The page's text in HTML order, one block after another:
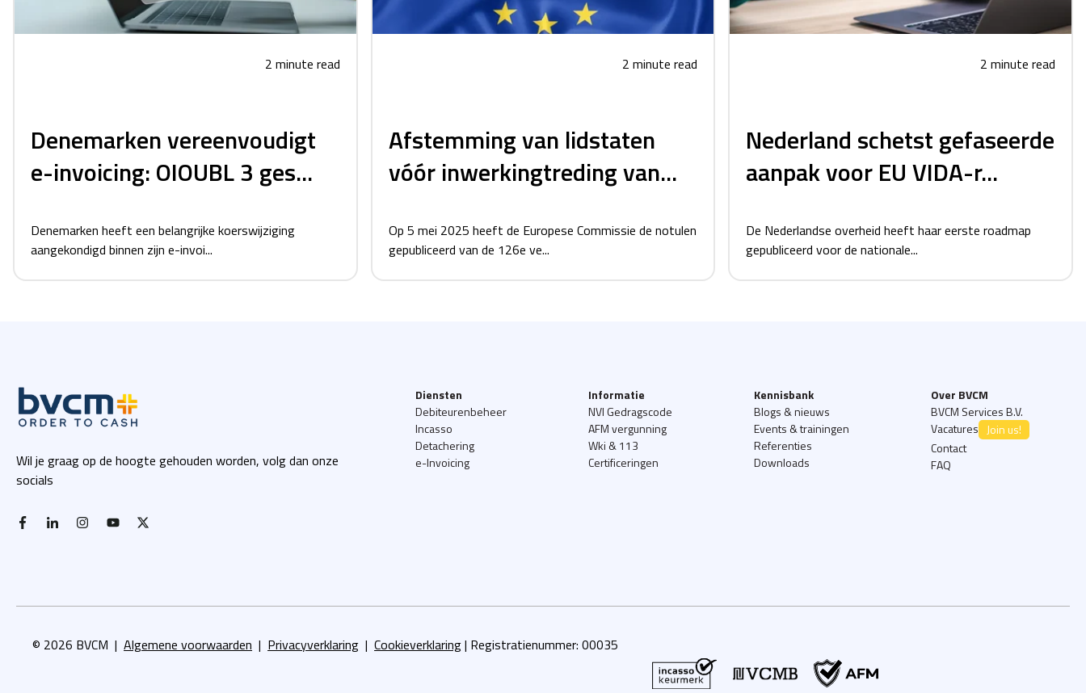
2 minute read
Denemarken vereenvoudigt
e-invoicing: OIOUBL 3 ges...
Denemarken heeft een belangrijke koerswijziging
aangekondigd binnen zijn e-invoi...
2 minute read
Afstemming van lidstaten
vóór inwerkingtreding van...
Op 5 mei 2025 heeft de Europese Commissie de notulen
gepubliceerd van de 126e ve...
2 minute read
Nederland schetst gefaseerde
aanpak voor EU VIDA-r...
De Nederlandse overheid heeft haar eerste roadmap
gepubliceerd voor de nationale...
Wil je graag op de hoogte gehouden worden, volg dan onze
socials
facebook-flinkedin-ininstagramyoutube
Diensten
Debiteurenbeheer
Incasso
Detachering
e-Invoicing
Informatie
NVI Gedragscode
AFM vergunning
Wki & 113
Certificeringen
Kennisbank
Blogs & nieuws
Events & trainingen
Referenties
Downloads
Over BVCM
BVCM Services B.V.
Vacatures Join us!
Contact
FAQ
© 2026 BVCM |Algemene voorwaarden | Privacyverklaring |Cookieverklaring| Registratienummer: 00035